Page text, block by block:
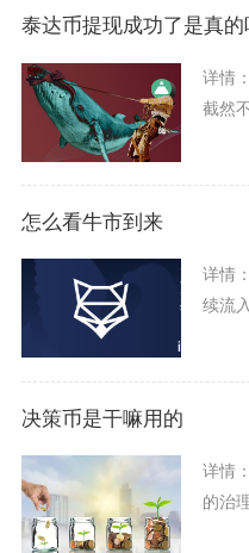
泰达币提现成功了是真的
详情：
截然
怎么看牛市到来
详情：
续流
决策币是干嘛用的
详情：
的治